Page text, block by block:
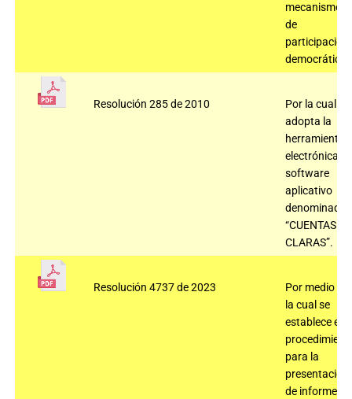
mecanismos
de
participación
democrática
Resolución 285 de 2010
Por la cual se
adopta la
herramienta
electrónica,
software
aplicativo
denominado
“CUENTAS
CLARAS”.
Resolución 4737 de 2023
Por medio de
la cual se
establece el
para la
presentación
de informes